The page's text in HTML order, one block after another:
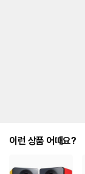
이런 상품 어때요?